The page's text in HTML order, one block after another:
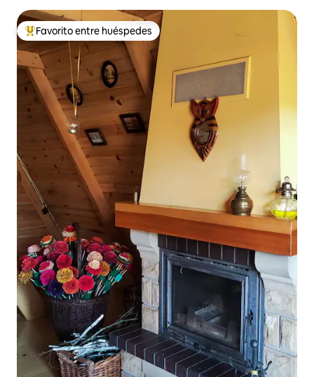
De los mejores en Favorito entre huéspedes
Favorito entre huéspedes